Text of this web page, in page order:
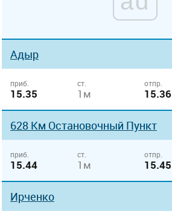
Адыр
приб.
15.35
ст.
1м
отпр.
15.36
628 Км Остановочный Пункт
приб.
15.44
ст.
1м
отпр.
15.45
Ирченко